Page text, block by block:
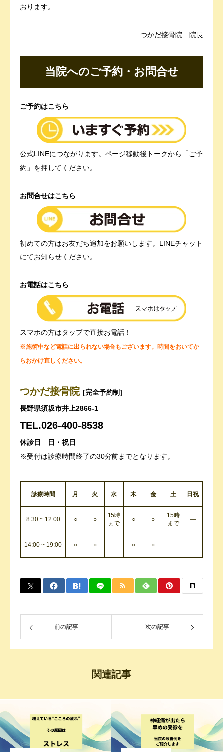
おります。
つかだ接骨院 院長
当院へのご予約・お問合せ
ご予約はこちら
公式LINEにつながります。ページ移動後トークから「ご予
約」を押してください。
お問合せはこちら
初めての方はお友だち追加をお願いします。LINEチャット
にてお知らせください。
お電話はこちら
スマホの方はタップで直接お電話！
※施術中など電話に出られない場合もございます。時間をおいてか
らおかけ直しください。
つかだ接骨院 [完全予約制]
長野県須坂市井上2866-1
TEL.026-400-8538
休診日 日・祝日
※受付は診療時間終了の30分前までとなります。
診療時間 月 火 水 木 金 土 日祝
8:30 ~ 12:00 ○ ○
15時
まで
○ ○
15時
まで
―
14:00 ~ 19:00 ○ ○ ― ○ ○ ― ―
前の記事 次の記事
関連記事